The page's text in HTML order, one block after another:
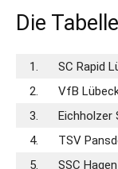
Die Tabelle
1. SC Rapid
2.
VfB
3.
Eichholzer
4.
TSV
5.
SSC